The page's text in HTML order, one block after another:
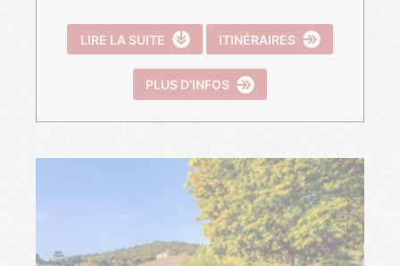
LIRE LA SUITE ITINÉRAIRES
PLUS D’INFOS